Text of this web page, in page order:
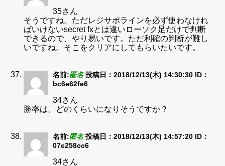
35さん
そうですね。ただレジサポラインを必ず使わなけれ
ばいけないsecret fxとは違いローソク足だけで判断
できるので、やり易いです。ただ利確の判断が難し
いですね。そこをクリアにしてもらいたいです。
名前:匿名 投稿日：2018/12/13(木) 14:30:30 ID：
bc6e62fe6
34さん
勝率は、どのくらいになりそうですか？
名前:匿名 投稿日：2018/12/13(木) 14:57:20 ID：
07e258cc6
34さん